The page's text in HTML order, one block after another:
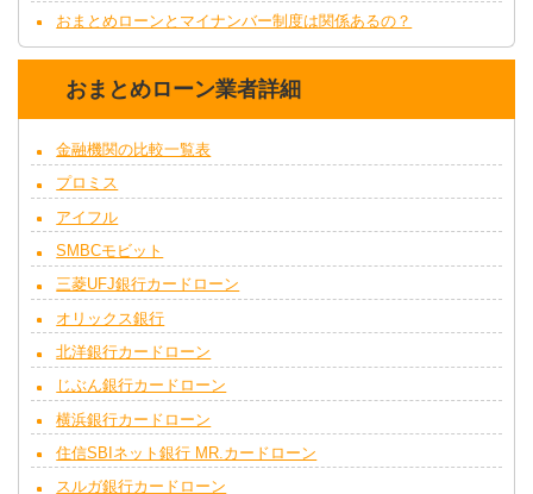
おまとめローンとマイナンバー制度は関係あるの？
おまとめローン業者詳細
金融機関の比較一覧表
プロミス
アイフル
SMBCモビット
三菱UFJ銀行カードローン
オリックス銀行
北洋銀行カードローン
じぶん銀行カードローン
横浜銀行カードローン
住信SBIネット銀行 MR.カードローン
スルガ銀行カードローン